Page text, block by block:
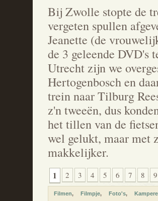
Bij Zwolle stopte de
vergeten spullen
Jeanette (de
de 3 geleende DVD's
Utrecht zijn we
Hertogenbosch en
trein naar Tilburg
z'n tweeën, dus
het tillen van de
wel gelukt, maar met
makkelijker.
1 2 3 4 5 6 7 8 9
Filmen Filmpje Foto's